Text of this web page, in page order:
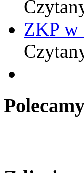
ZKP w
Polecamy